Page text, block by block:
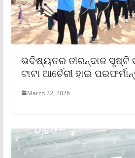
ଭବିଷ୍ୟତର ତୀରନ୍ଦାଜ ସୃଷ୍ଟି
ଟାଟା ଆର୍ଚେରୀ ହାଇ
March 22, 2026